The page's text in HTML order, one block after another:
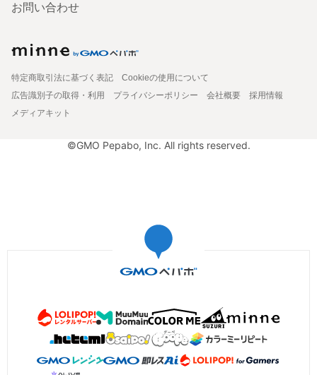
お問い合わせ
特定商取引法に基づく表記
Cookieの使用について
広告識別子の取得・利用
プライバシーポリシー 会社概要
採用情報
メディアキット
©GMO Pepabo, Inc. All rights reserved.